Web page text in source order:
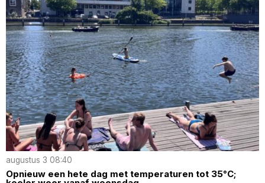
augustus 3 08:40
Opnieuw een hete dag met temperaturen tot 35°C;